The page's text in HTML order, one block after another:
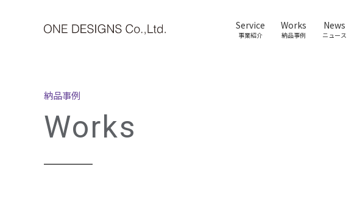
Service
事業紹介
Works
納品事例
News
ニュース
納品事例
Works